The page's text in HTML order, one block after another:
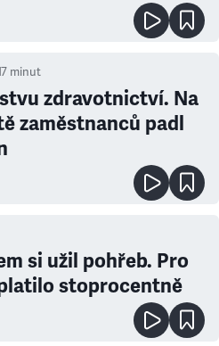
minut
zdravotnictví. Na
zaměstnanců padl
si užil pohřeb. Pro
stoprocentně